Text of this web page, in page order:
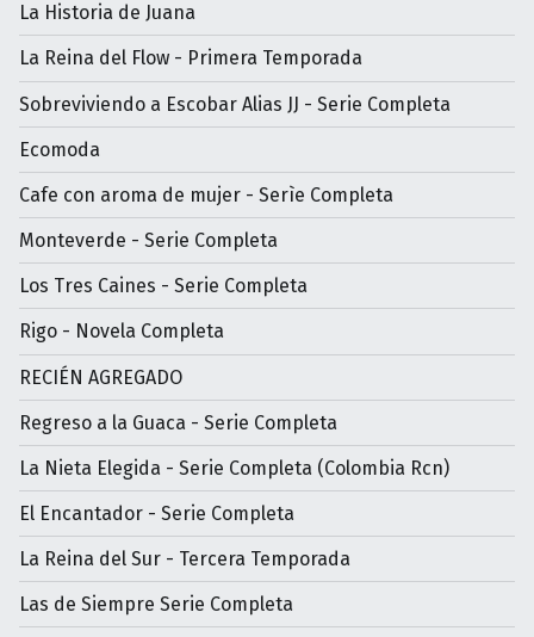
La Historia de Juana
La Reina del Flow - Primera Temporada
Sobreviviendo a Escobar Alias JJ - Serie Completa
Ecomoda
Cafe con aroma de mujer - Serìe Completa
Monteverde - Serie Completa
Los Tres Caines - Serie Completa
Rigo - Novela Completa
RECIÉN AGREGADO
Regreso a la Guaca - Serie Completa
La Nieta Elegida - Serie Completa (Colombia Rcn)
El Encantador - Serie Completa
La Reina del Sur - Tercera Temporada
Las de Siempre Serie Completa